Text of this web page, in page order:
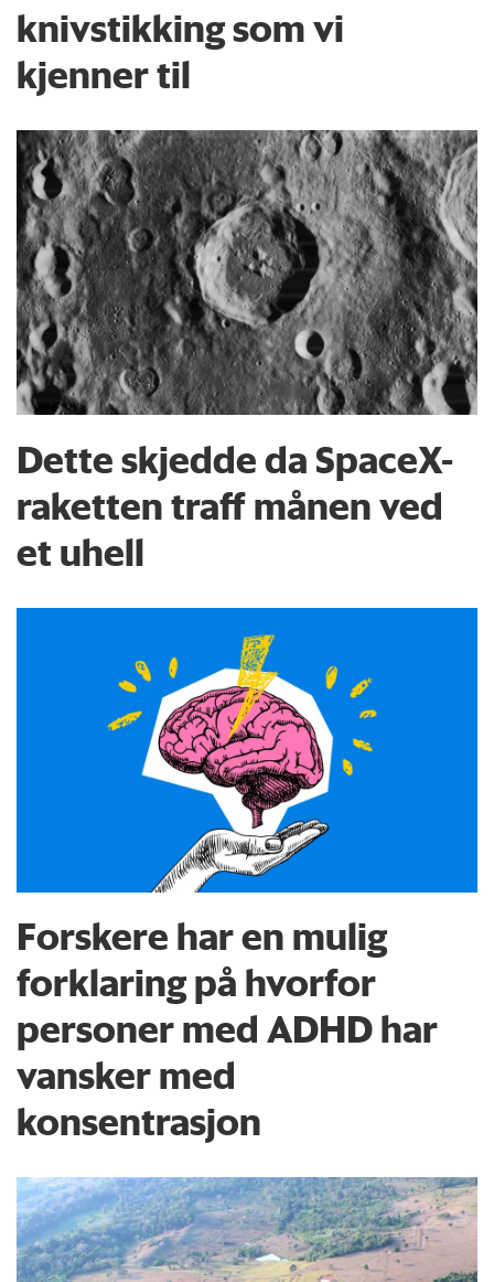
knivstikking som vi
kjenner til
Dette skjedde da SpaceX-
raketten traff månen ved
et uhell
Forskere har en mulig
forklaring på hvorfor
personer med ADHD har
vansker med
konsentrasjon